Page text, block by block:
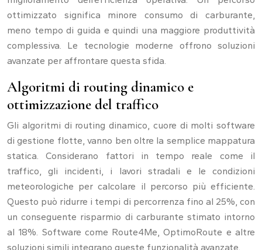
ottimizzato significa minore consumo di carburante,
meno tempo di guida e quindi una maggiore produttività
complessiva. Le tecnologie moderne offrono soluzioni
avanzate per affrontare questa sfida.
Algoritmi di routing dinamico e
ottimizzazione del traffico
Gli algoritmi di routing dinamico, cuore di molti software
di gestione flotte, vanno ben oltre la semplice mappatura
statica. Considerano fattori in tempo reale come il
traffico, gli incidenti, i lavori stradali e le condizioni
meteorologiche per calcolare il percorso più efficiente.
Questo può ridurre i tempi di percorrenza fino al 25%, con
un conseguente risparmio di carburante stimato intorno
al 18%. Software come Route4Me, OptimoRoute e altre
soluzioni simili integrano queste funzionalità avanzate.